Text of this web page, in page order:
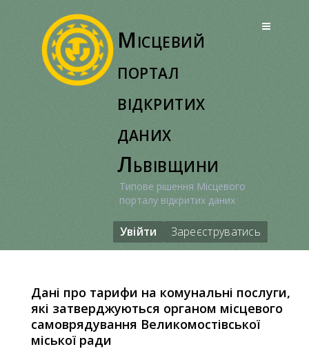
Місцевий
портал
відкритих
даних
Львівщини
Типове рішення Місцевого
порталу відкритих даних
Увійти Зареєструватись
Дані про тарифи на комунальні послуги,
які затверджуються органом місцевого
самоврядування Великомостівської
міської ради